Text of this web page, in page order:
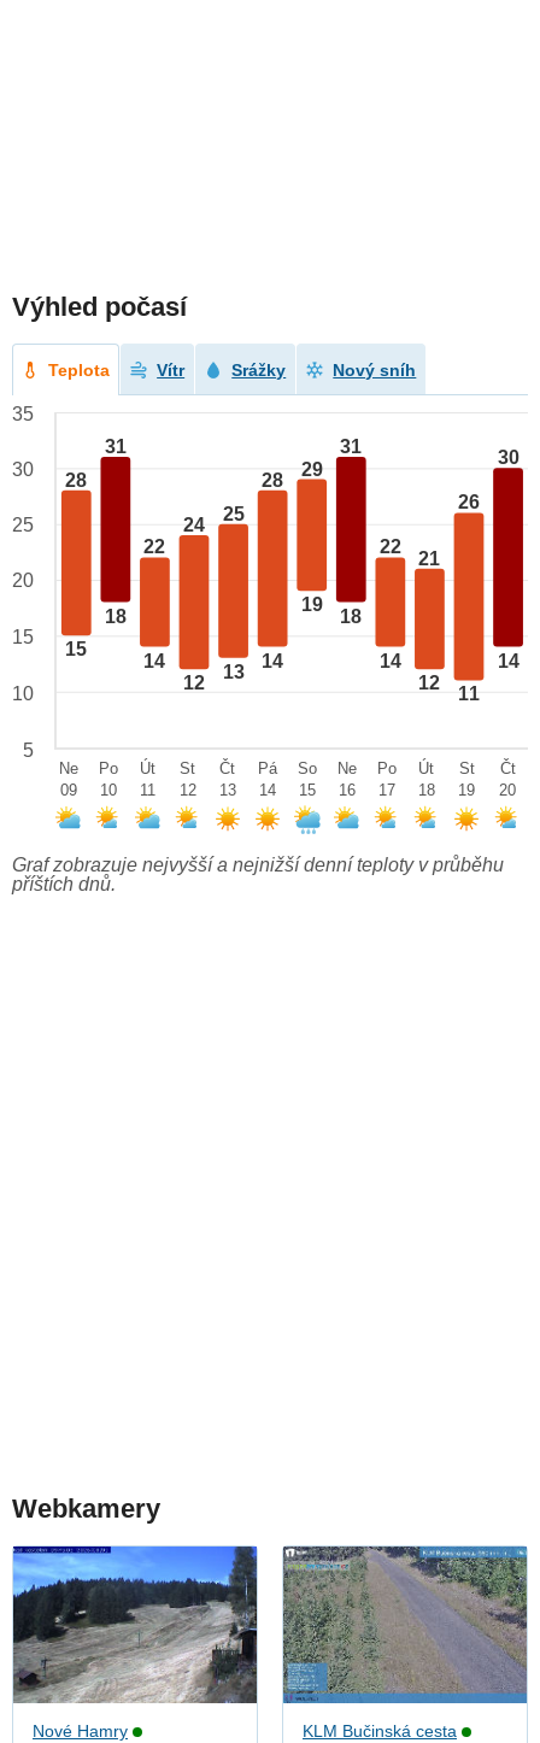
Výhled počasí
Teplota Vítr Srážky Nový sníh
28
15
31
18
22
14
24
12
25
13
28
14
29
19
31
18
22
14
21
12
26
11
30
14
35
30
25
20
15
10
5
Ne
09
Po
10
Út
11
St
12
Čt
13
Pá
14
So
15
Ne
16
Po
17
Út
18
St
19
Čt
20
Graf zobrazuje nejvyšší a nejnižší denní teploty v průběhu
příštích dnů.
Webkamery
Nové Hamry
KLM Bučinská cesta